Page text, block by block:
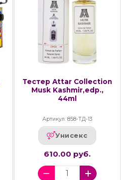
Тестер Attar Collection
Musk Kashmir,edp.,
44ml
Артикул: 858-ТД-13
Унисекс
610.00 руб.